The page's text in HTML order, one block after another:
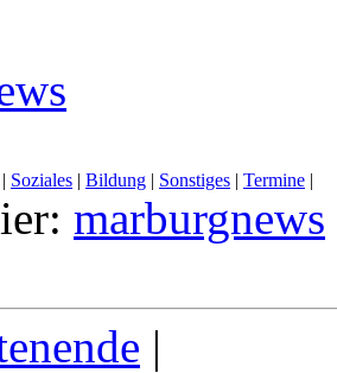
Soziales | Bildung | Sonstiges | Termine |
marburgnews
|